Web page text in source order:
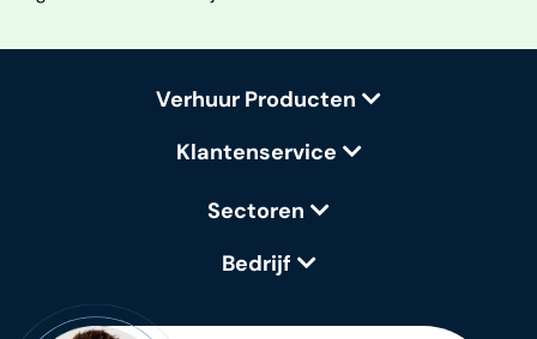
Verhuur Producten
Klantenservice
Sectoren
Bedrijf